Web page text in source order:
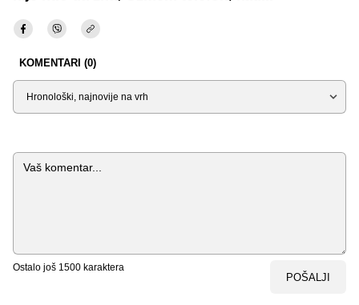
KOMENTARI (0)
Sortiraj
Komentar
Ostalo još 1500 karaktera
POŠALJI